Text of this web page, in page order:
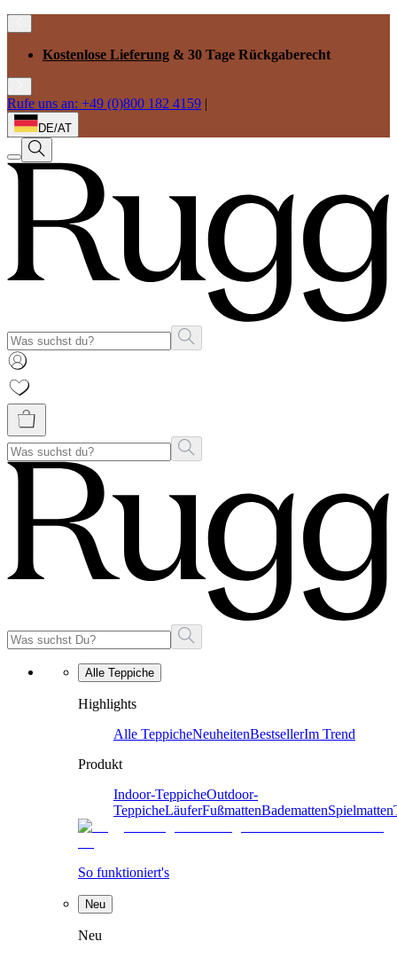
Kostenlose Lieferung & 30 Tage Rückgaberecht
Rufe uns an: +49 (0)800 182 4159 |
DE/AT
Alle Teppiche
Highlights
Alle TeppicheNeuheitenBestsellerIm Trend
Produkt
Indoor-TeppicheOutdoor-
TeppicheLäuferFußmattenBademattenSpielmatten
So funktioniert's
Neu
Neu